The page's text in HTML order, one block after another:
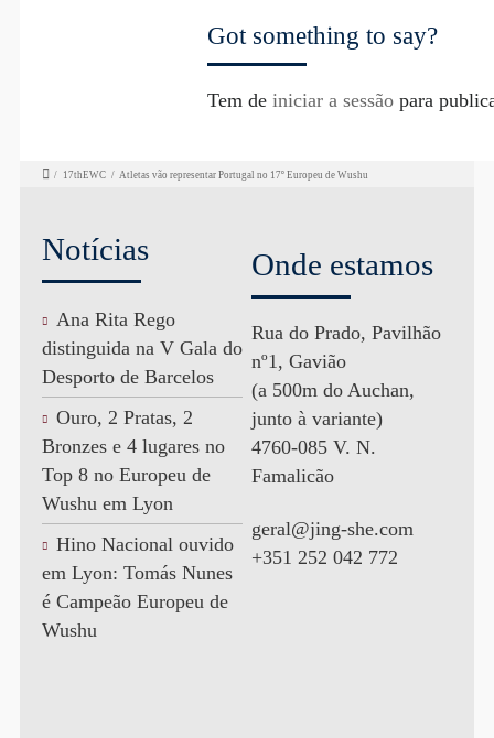
Got something to say?
Tem de iniciar a sessãopara
/ 17thEWC / Atletas vão representar Portugal no 17º Europeu de Wushu
Notícias
Ana Rita Rego
distinguida na V Gala do
Desporto de Barcelos
Ouro, 2 Pratas, 2
Bronzes e 4 lugares no
Top 8 no Europeu de
Wushu em Lyon
Hino Nacional ouvido
em Lyon: Tomás Nunes
é Campeão Europeu de
Wushu
Onde estamos
Rua do Prado, Pavilhão
nº1, Gavião
(a 500m do Auchan,
junto à variante)
4760-085 V. N.
Famalicão
geral@jing-she.com
+351 252 042 772